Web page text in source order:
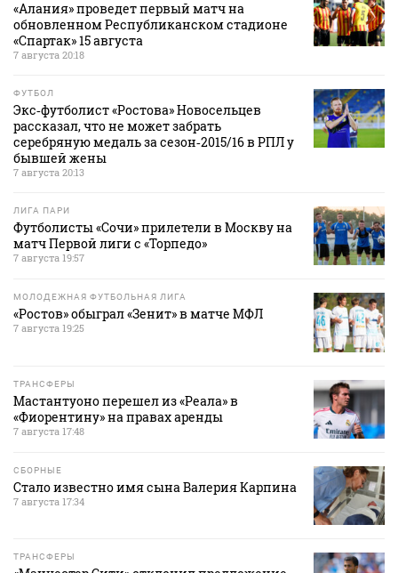
«Алания» проведет первый матч на
обновленном Республиканском стадионе
«Спартак» 15 августа
7 августа 20:18
ФУТБОЛ
Экс‑футболист «Ростова» Новосельцев
рассказал, что не может забрать
серебряную медаль за сезон‑2015/16 в РПЛ у
бывшей жены
7 августа 20:13
ЛИГА ПАРИ
Футболисты «Сочи» прилетели в Москву на
матч Первой лиги с «Торпедо»
7 августа 19:57
МОЛОДЕЖНАЯ ФУТБОЛЬНАЯ ЛИГА
«Ростов» обыграл «Зенит» в матче МФЛ
7 августа 19:25
ТРАНСФЕРЫ
Мастантуоно перешел из «Реала» в
«Фиорентину» на правах аренды
7 августа 17:48
СБОРНЫЕ
Стало известно имя сына Валерия Карпина
7 августа 17:34
ТРАНСФЕРЫ